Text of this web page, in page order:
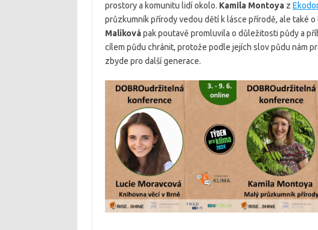
prostory a komunitu lidí okolo. Kamila Montoyaz
průzkumník přírody vedou dětí k lásce přírodě, ale také
Malíkovápak poutavě promluvila o důležitosti půdy a
cílem půdu chránit, protože podle jejích slov půdu nám
zbyde pro další generace.